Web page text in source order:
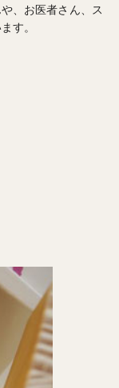
、お医者さん、ス
す。